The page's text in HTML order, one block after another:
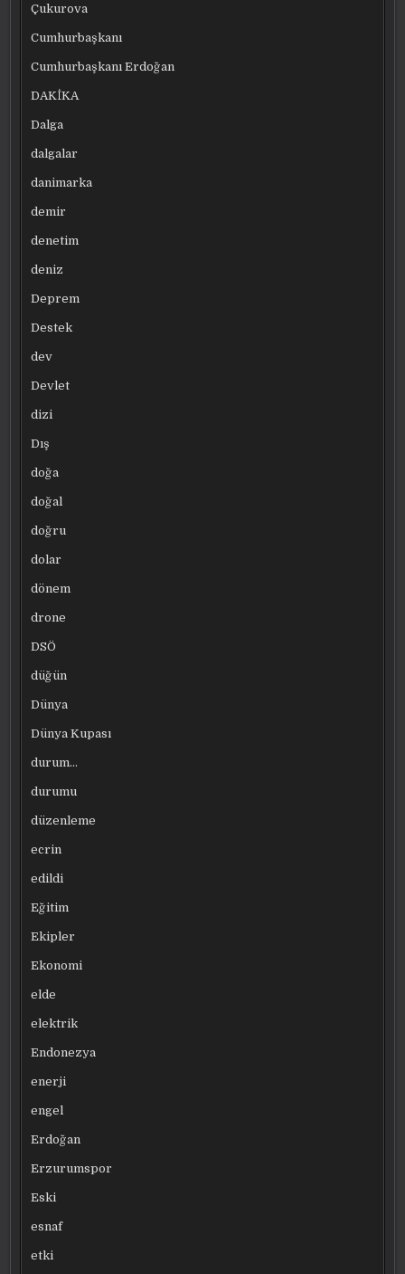
Çukurova
Cumhurbaşkanı
Cumhurbaşkanı Erdoğan
DAKİKA
Dalga
dalgalar
danimarka
demir
denetim
deniz
Deprem
Destek
dev
Devlet
dizi
Dış
doğa
doğal
doğru
dolar
dönem
drone
DSÖ
düğün
Dünya
Dünya Kupası
durum…
durumu
düzenleme
ecrin
edildi
Eğitim
Ekipler
Ekonomi
elde
elektrik
Endonezya
enerji
engel
Erdoğan
Erzurumspor
Eski
esnaf
etki